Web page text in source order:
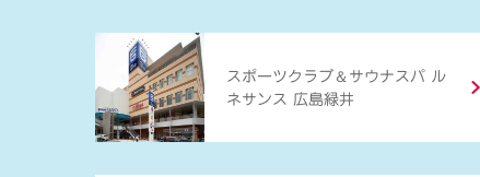
スポーツクラブ ＆ サウナスパ ル
ネサンス 広島緑井